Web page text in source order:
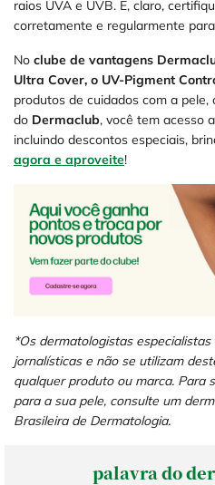
raios UVA e UVB. E, claro,
corretamente e regularmente
No clube de vantagens
Ultra Cover, o UV-Pigment
produtos de cuidados com a
do Dermaclub, você tem acesso
incluindo descontos especiais,
agora e aproveite!
*Os dermatologistas
jornalísticas e não se utilizam
qualquer produto ou marca. Para
para a sua pele, consulte um
Brasileira de Dermatologia.
palavra do